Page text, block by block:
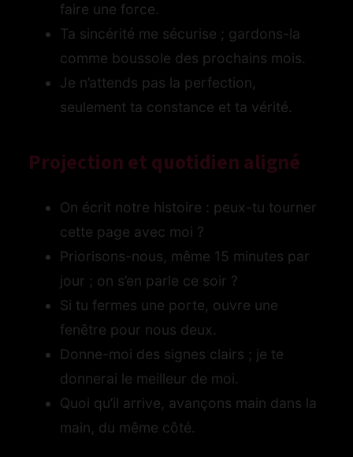
faire une force.
Ta sincérité me sécurise ; gardons-la
comme boussole des prochains mois.
Je n’attends pas la perfection,
seulement ta constance et ta vérité.
Projection et quotidien aligné
On écrit notre histoire : peux-tu tourner
cette page avec moi ?
Priorisons-nous, même 15 minutes par
jour ; on s’en parle ce soir ?
Si tu fermes une porte, ouvre une
fenêtre pour nous deux.
Donne-moi des signes clairs ; je te
donnerai le meilleur de moi.
Quoi qu’il arrive, avançons main dans la
main, du même côté.